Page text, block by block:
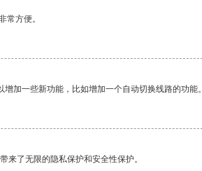
常方便。
加一些新功能，比如增加一个自动切换线路的功能。
来了无限的隐私保护和安全性保护。